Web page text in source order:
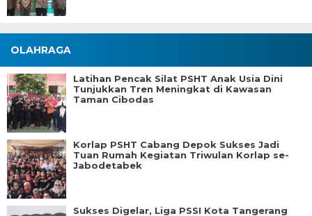
OLAHRAGA
Latihan Pencak Silat PSHT Anak Usia Dini
Tunjukkan Tren Meningkat di Kawasan
Taman Cibodas
Korlap PSHT Cabang Depok Sukses Jadi
Tuan Rumah Kegiatan Triwulan Korlap se-
Jabodetabek
Sukses Digelar, Liga PSSI Kota Tangerang